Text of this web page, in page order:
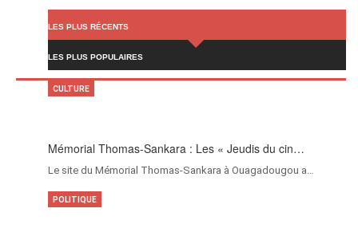
LES PLUS RÉCENTS
LES PLUS POPULAIRES
Mémorial Thomas-Sankara : Les « Jeudis du cin…
Le site du Mémorial Thomas-Sankara à Ouagadougou a…
CULTURE
POLITIQUE